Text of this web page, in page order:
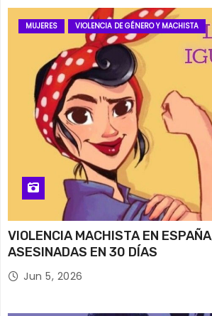
MUJERES VIOLENCIA DE GÉNERO Y MACHISTA
VIOLENCIA MACHISTA EN
ASESINADAS EN 30 DÍAS
Jun 5, 2026